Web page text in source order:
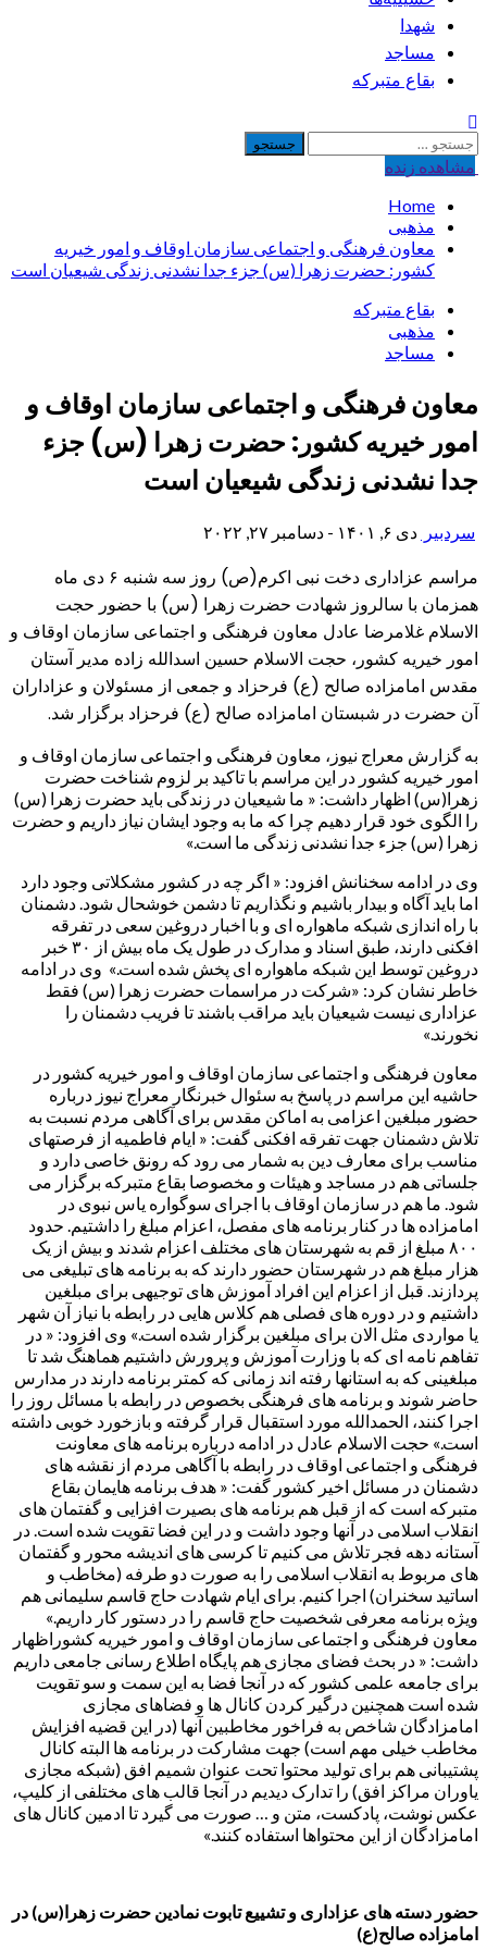
شهدا
مساجد
بقاع متبرکه
جستجو
برای:
مشاهده‌ زنده
Home
مذهبی
معاون فرهنگی و اجتماعی سازمان اوقاف و امور خیریه
کشور: حضرت زهرا (س) جزء جدا نشدنی زندگی شیعیان است
بقاع متبرکه
مذهبی
مساجد
معاون فرهنگی و اجتماعی سازمان اوقاف و
امور خیریه کشور: حضرت زهرا (س) جزء
جدا نشدنی زندگی شیعیان است
سردبیر دی ۶, ۱۴۰۱ - دسامبر ۲۷, ۲۰۲۲
مراسم عزاداری دخت نبی اکرم(ص) روز سه شنبه ۶ دی ماه
همزمان با سالروز شهادت حضرت زهرا (س) با حضور حجت
الاسلام غلامرضا عادل معاون فرهنگی و اجتماعی سازمان اوقاف و
امور خیریه کشور، حجت الاسلام حسین اسدالله زاده مدیر آستان
مقدس امامزاده صالح (ع) فرحزاد و جمعی از مسئولان و عزاداران
آن حضرت در شبستان امامزاده صالح (ع) فرحزاد برگزار شد.
به گزارش معراج نیوز، معاون فرهنگی و اجتماعی سازمان اوقاف و
امور خیریه کشور در این مراسم با تاکید بر لزوم شناخت حضرت
زهرا(س) اظهار داشت: « ما شیعیان در زندگی باید حضرت زهرا (س)
را الگوی خود قرار دهیم چرا که ما به وجود ایشان نیاز داریم و حضرت
زهرا (س) جزء جدا نشدنی زندگی ما است.»
وی در ادامه سخنانش افزود: « اگر چه در کشور مشکلاتی وجود دارد
اما باید آگاه و بیدار باشیم و نگذاریم تا دشمن خوشحال شود. دشمنان
با راه اندازی شبکه ماهواره ای و با اخبار دروغین سعی در تفرقه
افکنی دارند، طبق اسناد و مدارک در طول یک ماه بیش از ۳۰ خبر
دروغین توسط این شبکه ماهواره ای پخش شده است.» وی در ادامه
خاطر نشان کرد: «شرکت در مراسمات حضرت زهرا (س) فقط
عزاداری نیست شیعیان باید مراقب باشند تا فریب دشمنان را
نخورند.»
معاون فرهنگی و اجتماعی سازمان اوقاف و امور خیریه کشور در
حاشیه این مراسم در پاسخ به سئوال خبرنگار معراج نیوز درباره
حضور مبلغین اعزامی به اماکن مقدس برای آگاهی مردم نسبت به
تلاش دشمنان جهت تفرقه افکنی گفت: « ایام فاطمیه از فرصتهای
مناسب برای معارف دین به شمار می رود که رونق خاصی دارد و
جلساتی هم در مساجد و هیئات و مخصوصا بقاع متبرکه برگزار می
شود. ما هم در سازمان اوقاف با اجرای سوگواره یاس نبوی در
امامزاده ها در کنار برنامه های مفصل، اعزام مبلغ را داشتیم. حدود
۸۰۰ مبلغ از قم به شهرستان های مختلف اعزام شدند و بیش از یک
هزار مبلغ هم در شهرستان حضور دارند که به برنامه های تبلیغی می
پردازند. قبل از اعزام این افراد آموزش های توجیهی برای مبلغین
داشتیم و در دوره های فصلی هم کلاس هایی در رابطه با نیاز آن شهر
یا مواردی مثل الان برای مبلغین برگزار شده است.» وی افزود: « در
تفاهم نامه ای که با وزارت آموزش و پرورش داشتیم هماهنگ شد تا
مبلغینی که به استانها رفته اند زمانی که کمتر برنامه دارند در مدارس
حاضر شوند و برنامه های فرهنگی بخصوص در رابطه با مسائل روز را
اجرا کنند، الحمدالله مورد استقبال قرار گرفته و بازخورد خوبی داشته
است.» حجت الاسلام عادل در ادامه درباره برنامه های معاونت
فرهنگی و اجتماعی اوقاف در رابطه با آگاهی مردم از نقشه های
دشمنان در مسائل اخیر کشور گفت: « هدف برنامه هایمان بقاع
متبرکه است که از قبل هم برنامه های بصیرت افزایی و گفتمان های
انقلاب اسلامی در آنها وجود داشت و در این فضا تقویت شده است. در
آستانه دهه فجر تلاش می کنیم تا کرسی های اندیشه محور و گفتمان
های مربوط به انقلاب اسلامی را به صورت دو طرفه (مخاطب و
اساتید سخنران) اجرا کنیم. برای ایام شهادت حاج قاسم سلیمانی هم
ویژه برنامه معرفی شخصیت حاج قاسم را در دستور کار داریم.»
معاون فرهنگی و اجتماعی سازمان اوقاف و امور خیریه کشوراظهار
داشت: « در بحث فضای مجازی هم پایگاه اطلاع رسانی جامعی داریم
برای جامعه علمی کشور که در آنجا فضا به این سمت و سو تقویت
شده است همچنین درگیر کردن کانال ها و فضاهای مجازی
امامزادگان شاخص به فراخور مخاطبین آنها (در این قضیه افزایش
مخاطب خیلی مهم است) جهت مشارکت در برنامه ها البته کانال
پشتیبانی هم برای تولید محتوا تحت عنوان شمیم افق (شبکه مجازی
یاوران مراکز افق) را تدارک دیدیم در آنجا قالب های مختلفی از کلیپ،
عکس نوشت، پادکست، متن و … صورت می گیرد تا ادمین کانال های
امامزادگان از این محتواها استفاده کنند.»
حضور دسته های عزاداری و تشییع تابوت نمادین حضرت زهرا(س) در
امامزاده صالح(ع)